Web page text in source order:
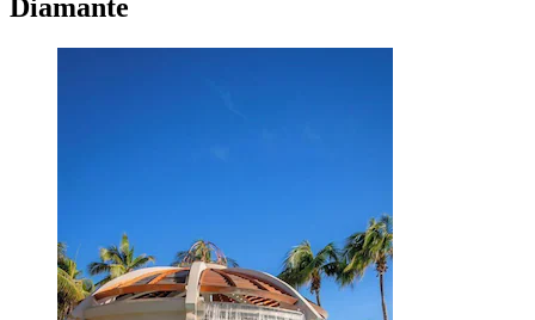
Diamante